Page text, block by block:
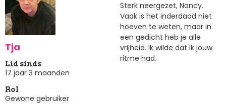
Tja
Lid sinds
17 jaar 3 maanden
Rol
Gewone gebruiker
Sterk neergezet, Nancy.
Vaak is het inderdaad niet
hoeven te weten, maar in
een gedicht heb je alle
vrijheid. Ik wilde dat ik jouw
ritme had.